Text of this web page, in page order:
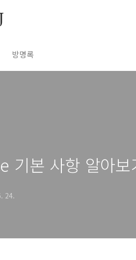
방명록
기본 사항 알아보
24.